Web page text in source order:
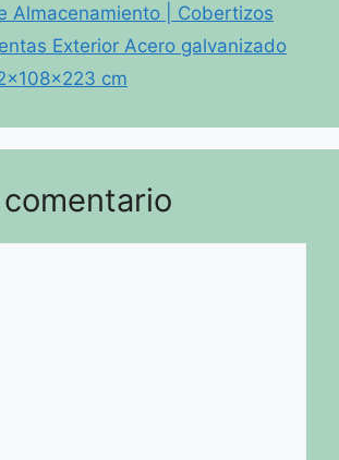
Almacenamiento | Cobertizos
Exterior Acero galvanizado
cm